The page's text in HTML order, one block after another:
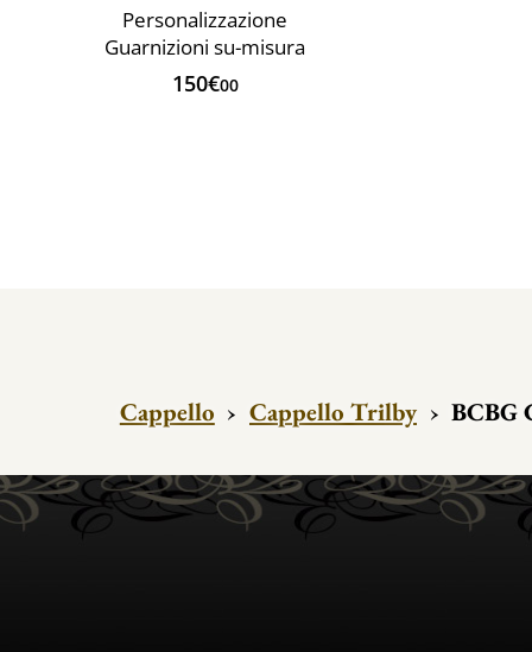
Personalizzazione
Guarnizioni su-misura
150€00
Cappello › Cappello Trilby › BCBG